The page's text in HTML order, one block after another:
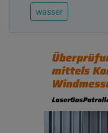
wasser